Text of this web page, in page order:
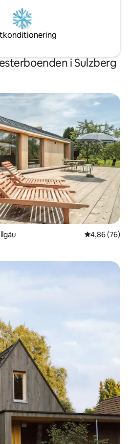
i Sulzberg
4,86 av 5 i
4,86 (76)